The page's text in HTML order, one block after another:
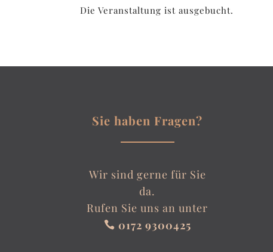
Die Veranstaltung ist ausgebucht.
Sie haben Fragen?
Wir sind gerne für Sie
da.
Rufen Sie uns an unter
 0172 9300425